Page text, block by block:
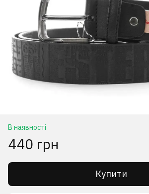
В наявності
440 грн
Купити